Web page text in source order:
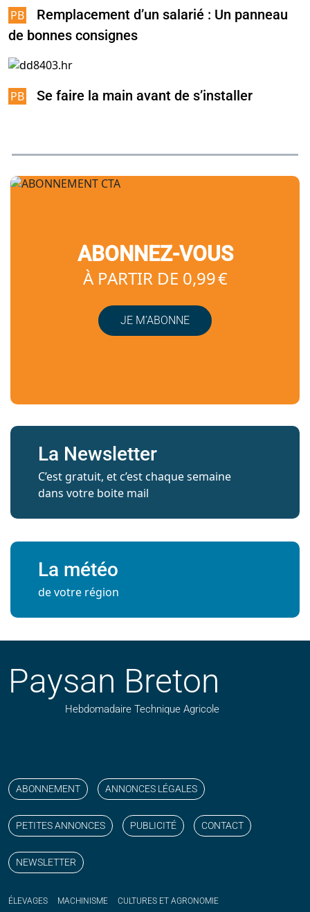
Remplacement d’un salarié : Un panneau
de bonnes consignes
Se faire la main avant de s’installer
ABONNEZ-VOUS
À PARTIR DE 0,99 €
JE M’ABONNE
La Newsletter
C’est gratuit, et c’est chaque semaine
dans votre boite mail
La météo
de votre région
Paysan Breton
Hebdomadaire Technique Agricole
ABONNEMENT ANNONCES LÉGALES
PETITES ANNONCES PUBLICITÉ CONTACT
NEWSLETTER
ÉLEVAGES MACHINISME CULTURES ET AGRONOMIE